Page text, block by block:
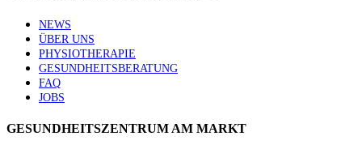
NEWS
ÜBER UNS
PHYSIOTHERAPIE
GESUNDHEITSBERATUNG
FAQ
JOBS
GESUNDHEITSZENTRUM AM MARKT